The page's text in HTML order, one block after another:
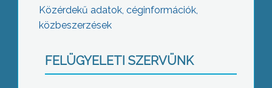
Közérdekű adatok, céginformációk,
közbeszerzések
FELÜGYELETI SZERVÜNK